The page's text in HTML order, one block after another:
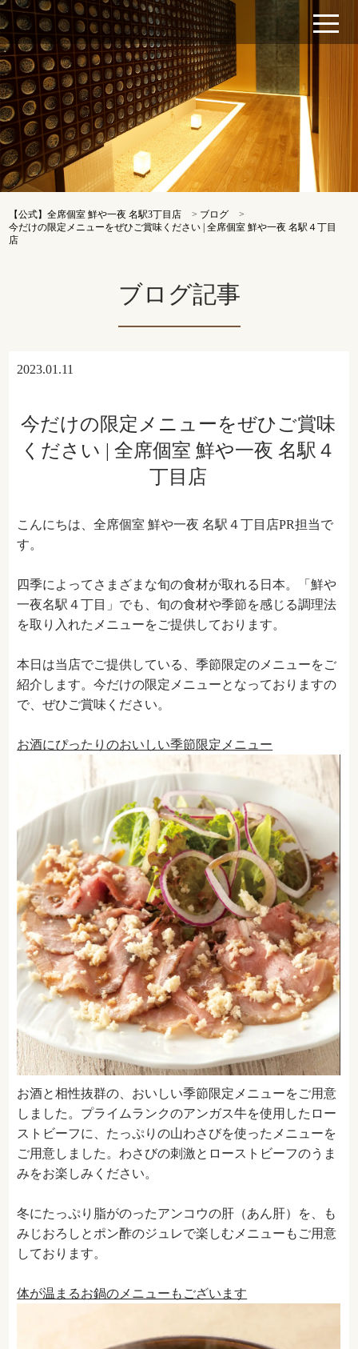
【公式】全席個室 鮮や一夜 名駅3丁目店 > ブログ
>
今だけの限定メニューをぜひご賞味ください | 全席個室 鮮や一夜 名駅４丁目
店
ブログ記事
2023.01.11
今だけの限定メニューをぜひご賞味
ください | 全席個室 鮮や一夜 名駅４
丁目店
こんにちは、全席個室 鮮や一夜 名駅４丁目店PR担当で
す。
四季によってさまざまな旬の食材が取れる日本。「鮮や
一夜名駅４丁目」でも、旬の食材や季節を感じる調理法
を取り入れたメニューをご提供しております。
本日は当店でご提供している、季節限定のメニューをご
紹介します。今だけの限定メニューとなっておりますの
で、ぜひご賞味ください。
お酒にぴったりのおいしい季節限定メニュー
お酒と相性抜群の、おいしい季節限定メニューをご用意
しました。プライムランクのアンガス牛を使用したロー
ストビーフに、たっぷりの山わさびを使ったメニューを
ご用意しました。わさびの刺激とローストビーフのうま
みをお楽しみください。
冬にたっぷり脂がのったアンコウの肝（あん肝）を、も
みじおろしとポン酢のジュレで楽しむメニューもご用意
しております。
体が温まるお鍋のメニューもございます